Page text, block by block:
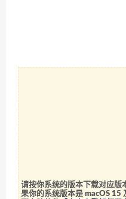
请按你系统的版本下载对应版
果你的系统版本是 macOS 15